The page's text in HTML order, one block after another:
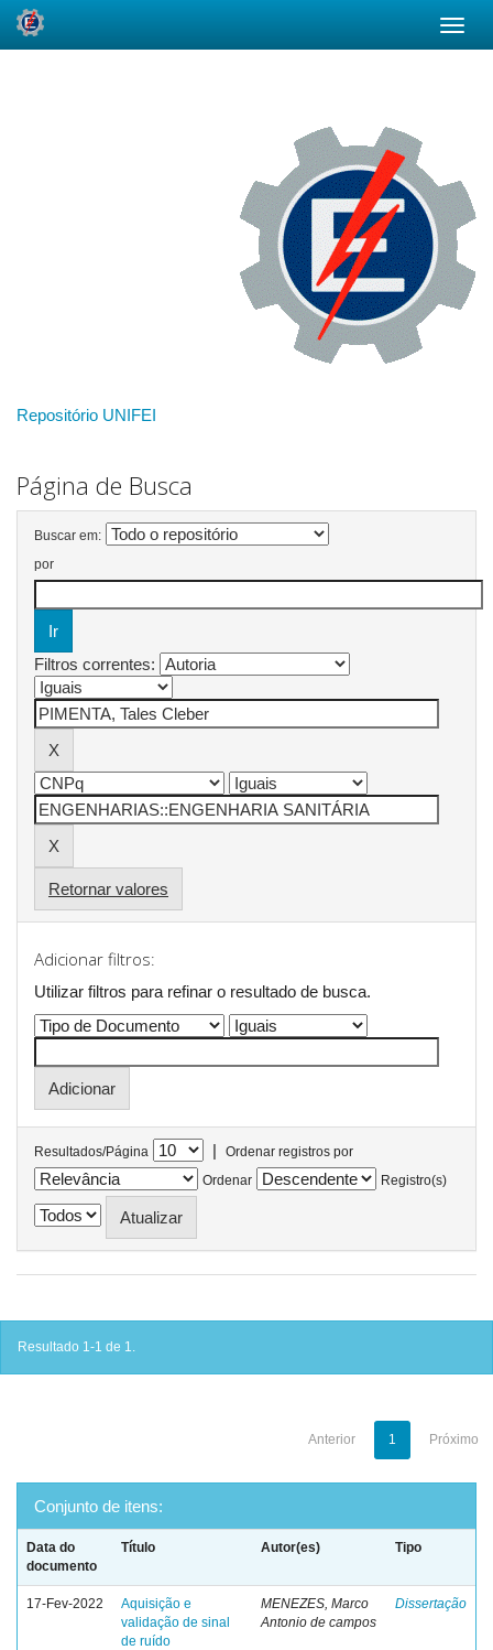
Repositório UNIFEI
Página de Busca
Buscar em:
por
Filtros correntes:
Retornar valores
Adicionar filtros:
Utilizar filtros para refinar o resultado de busca.
Resultados/Página |
Ordenar registros por
Ordenar
Registro(s)
Resultado 1-1 de 1.
Anterior 1 Próximo
Conjunto de itens:
Data do
documento
Título Autor(es) Tipo
17-Fev-2022
Aquisição e
validação de sinal
de ruído
MENEZES, Marco
Antonio de campos
Dissertação